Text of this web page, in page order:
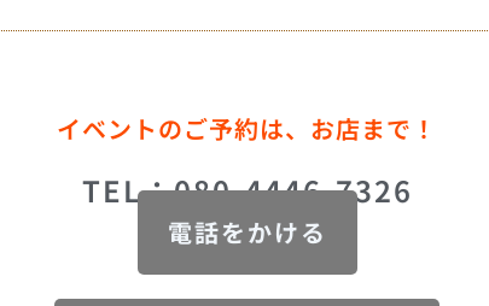
イベントのご予約は、お店まで！
TEL：080-4446-7326
電話をかける